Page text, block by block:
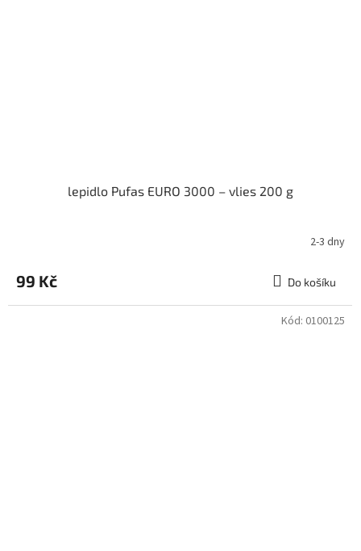
lepidlo Pufas EURO 3000 – vlies 200 g
2-3 dny
99 Kč Do košíku
Kód: 0100125